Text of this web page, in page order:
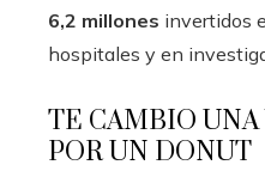
6,2 millones invertidos
hospitales y en
TE CAMBIO
POR UN DONUT